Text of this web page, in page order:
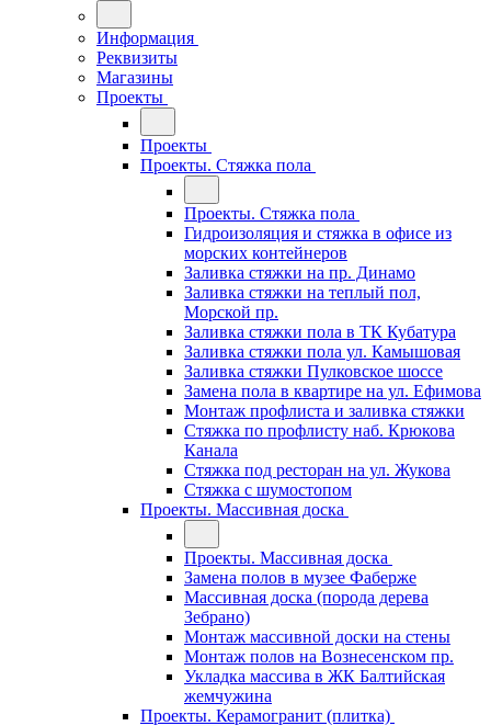
Информация
Реквизиты
Магазины
Проекты
Проекты
Проекты. Стяжка пола
Проекты. Стяжка пола
Гидроизоляция и стяжка в офисе из
морских контейнеров
Заливка стяжки на пр. Динамо
Заливка стяжки на теплый пол,
Морской пр.
Заливка стяжки пола в ТК Кубатура
Заливка стяжки пола ул. Камышовая
Заливка стяжки Пулковское шоссе
Замена пола в квартире на ул. Ефимова
Монтаж профлиста и заливка стяжки
Стяжка по профлисту наб. Крюкова
Канала
Стяжка под ресторан на ул. Жукова
Стяжка с шумостопом
Проекты. Массивная доска
Проекты. Массивная доска
Замена полов в музее Фаберже
Массивная доска (порода дерева
Зебрано)
Монтаж массивной доски на стены
Монтаж полов на Вознесенском пр.
Укладка массива в ЖК Балтийская
жемчужина
Проекты. Керамогранит (плитка)